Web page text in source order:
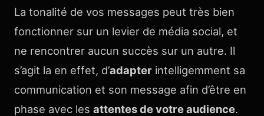
La tonalité de vos messages peut très bien
fonctionner sur un levier de média social, et
ne rencontrer aucun succès sur un autre. Il
s’agit la en effet, d’adapter intelligemment sa
communication et son message afin d’être en
phase avec les attentes de votre audience.